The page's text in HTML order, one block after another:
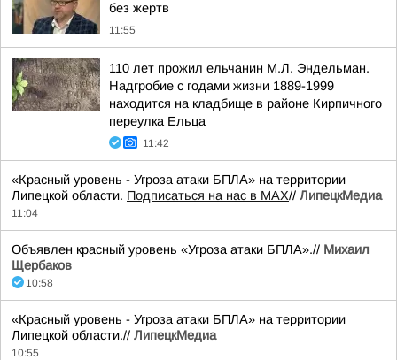
без жертв
11:55
110 лет прожил ельчанин М.Л. Эндельман.
Надгробие с годами жизни 1889-1999
находится на кладбище в районе Кирпичного
переулка Ельца
11:42
«Красный уровень - Угроза атаки БПЛА» на территории
Липецкой области. Подписаться на нас в МАХ// ЛипецкМедиа
11:04
Объявлен красный уровень «Угроза атаки БПЛА».// Михаил
Щербаков
10:58
«Красный уровень - Угроза атаки БПЛА» на территории
Липецкой области.// ЛипецкМедиа
10:55